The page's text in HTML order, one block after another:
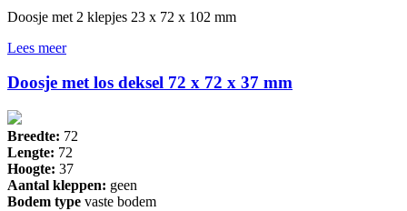
Doosje met 2 klepjes 23 x 72 x 102 mm
Lees meer
Doosje met los deksel 72 x 72 x 37 mm
Breedte: 72
Lengte: 72
Hoogte: 37
Aantal kleppen: geen
Bodem type vaste bodem